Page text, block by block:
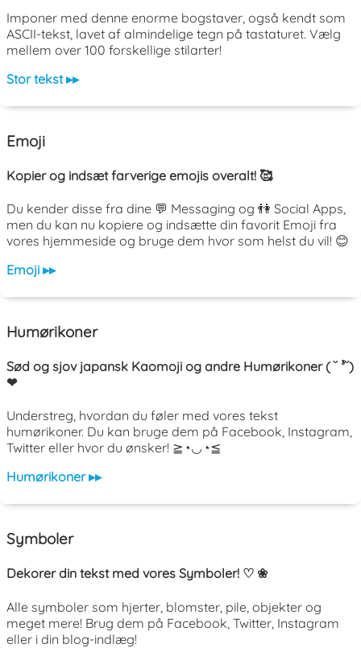
Imponer med denne enorme bogstaver, også kendt som
ASCII-tekst, lavet af almindelige tegn på tastaturet. Vælg
mellem over 100 forskellige stilarter!
Stor tekst ▸▸
Emoji
Kopier og indsæt farverige emojis overalt! 🥰
Du kender disse fra dine 💬 Messaging og 👫 Social Apps,
men du kan nu kopiere og indsætte din favorit Emoji fra
vores hjemmeside og bruge dem hvor som helst du vil! 😊
Emoji ▸▸
Humørikoner
Sød og sjov japansk Kaomoji og andre Humørikoner ( ˘ ³˘)
❤
Understreg, hvordan du føler med vores tekst
humørikoner. Du kan bruge dem på Facebook, Instagram,
Twitter eller hvor du ønsker! ≧◔◡◔≦
Humørikoner ▸▸
Symboler
Dekorer din tekst med vores Symboler! ♡ ❀
Alle symboler som hjerter, blomster, pile, objekter og
meget mere! Brug dem på Facebook, Twitter, Instagram
eller i din blog-indlæg!